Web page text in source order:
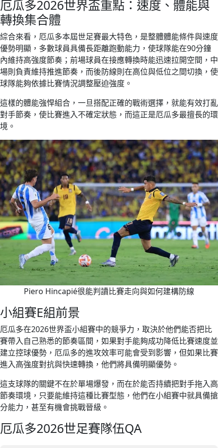
厄瓜多2026世界盃重點：速度、體能與
轉換集合體
綜合來看，厄瓜多本屆世足賽最大特色，是整體體能條件與速度
優勢明顯，多數球員具備長距離跑動能力，使球隊能在90分鐘
內維持高強度節奏；前場球員在接應轉換時能迅速拉開空間，中
場則負責維持推進節奏，而後防線則在高位與低位之間切換，使
球隊能夠依據比賽情況調整壓迫強度。
這樣的體能強悍組合，一旦搭配正確的戰術選擇，就能有效打亂
對手節奏，使比賽進入不確定狀態，而這正是厄瓜多最擅長的環
境。
Piero Hincapié很能判讀比賽走向與如何建構防線
小組賽E組前景
厄瓜多在2026世界盃小組賽中的競爭力，取決於他們能否把比
賽帶入自己熟悉的節奏區間，如果對手能夠成功降低比賽速度並
建立控球優勢，厄瓜多的進攻效率可能會受到影響，但如果比賽
進入高強度對抗與快速轉換，他們將具備明顯優勢。
這支球隊的關鍵不在於單場爆發，而在於能否持續把對手拖入高
節奏環境，只要能維持這種比賽型態，他們在小組賽中就具備搶
分能力，甚至有機會挑戰晉級。
厄瓜多2026世足賽隊伍QA